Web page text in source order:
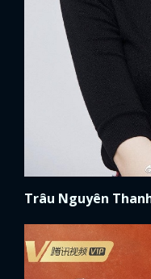
FACEBOOK
Trâu Nguyên